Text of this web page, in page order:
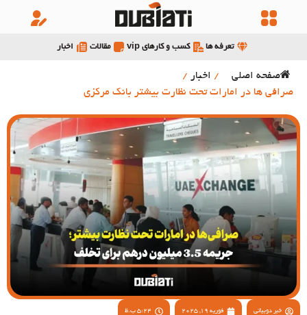
تعرفه ها کسب و کارهای vip مقالات اخبار
صفحه اصلی / اخبار /
صرافی ها در امارات تحت نظارت بیشتر بانک مرکزی
خبر دوبیاتی فوریه 19, 2025 5:24 ب.ظ